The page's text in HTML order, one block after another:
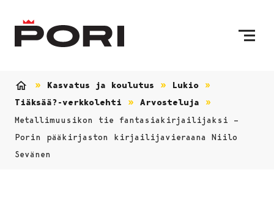
Kasvatus ja koulutus
Lukio
Tiäksää?-verkkolehti
Arvosteluja
Metallimuusikon tie fantasiakirjailijaksi –
Porin pääkirjaston kirjailijavieraana Niilo
Sevänen